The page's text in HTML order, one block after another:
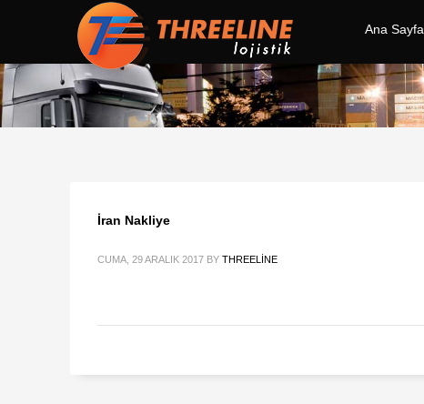
Ana Sayfa
İran Nakliye
CUMA, 29 ARALIK 2017 BYTHREELINE